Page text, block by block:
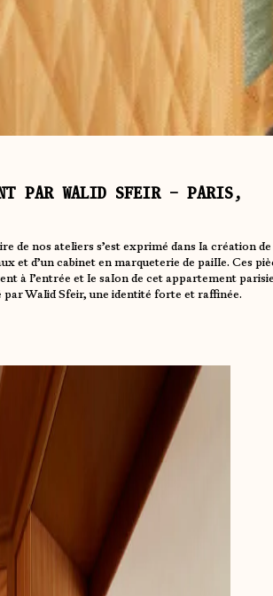
PAR WALID SFEIR – PARIS,
de nos ateliers s’est exprimé dans la création de
et d’un cabinet en marqueterie de paille. Ces
à l’entrée et le salon de cet appartement
par Walid Sfeir, une identité forte et raffinée.